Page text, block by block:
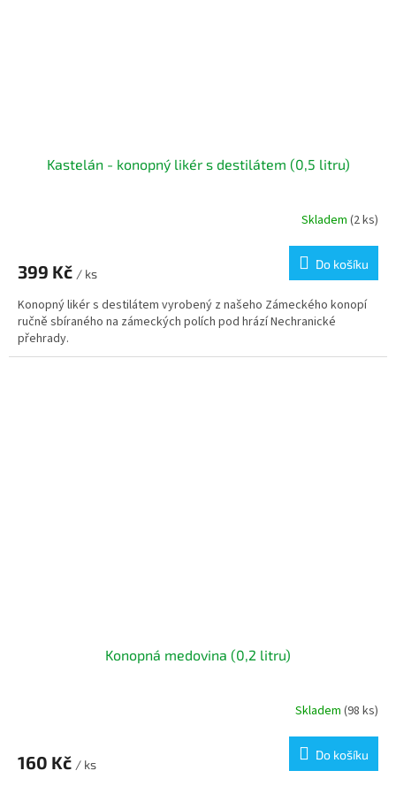
Kastelán - konopný likér s destilátem (0,5 litru)
Skladem (2 ks)
399 Kč / ks
Do košíku
Konopný likér s destilátem vyrobený z našeho Zámeckého konopí
ručně sbíraného na zámeckých polích pod hrází Nechranické
přehrady.
Konopná medovina (0,2 litru)
Skladem (98 ks)
160 Kč / ks
Do košíku